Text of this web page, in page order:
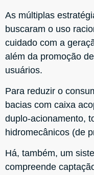
As múltiplas
buscaram o uso
cuidado com a
além da promoção
usuários.
Para reduzir o
bacias com caixa
duplo-acionamento,
hidromecânicos (de
Há, também, um
compreende